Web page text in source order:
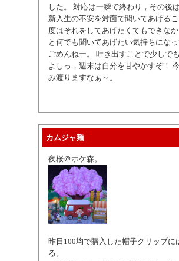
した。 対応は一瞬で終わり，その後
新入生の不安を対面で聞いてあげる
度はそれをしてあげたくてもできな
と何でも聞いてあげたい気持ちにな
ごめんねー。 吐き出すことで少しで
よしっ，週末は自分を甘やかすぞ！
み渡りますなぁ～。
カムジャ麺
夜桜＠ポケ森。
昨日100均で購入した帽子クリップ
る。